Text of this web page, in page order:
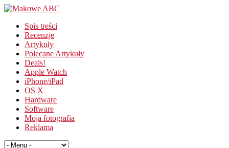
Spis treści
Recenzje
Artykuły
Polecane Artykuły
Deals!
Apple Watch
iPhone/iPad
OS X
Hardware
Software
Moja fotografia
Reklama